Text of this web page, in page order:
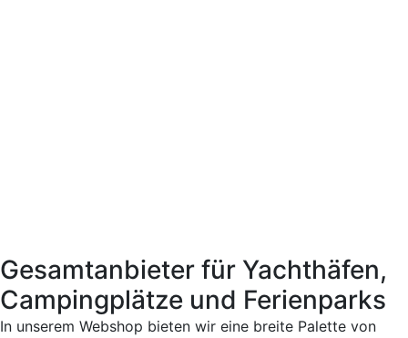
Gesamtanbieter für Yachthäfen,
Campingplätze und Ferienparks
In unserem Webshop bieten wir eine breite Palette von